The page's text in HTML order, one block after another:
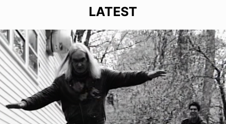
LATEST